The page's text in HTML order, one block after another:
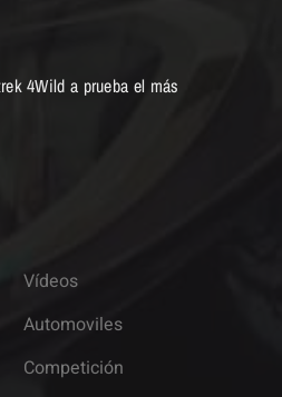
4Wild a prueba el más
Vídeos
Automoviles
Competición